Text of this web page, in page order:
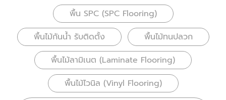
พื้น SPC (SPC Flooring)
พื้นไม้กันน้ำ รับติดตั้ง
พื้นไม้ทนปลวก
พื้นไม้ลามิเนต (Laminate Flooring)
พื้นไม้ไวนิล (Vinyl Flooring)